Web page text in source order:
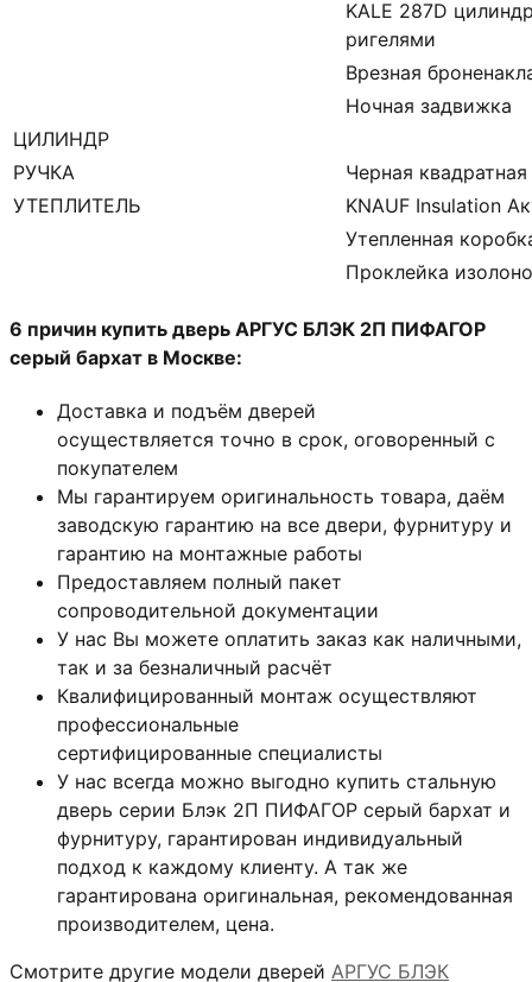
KALE 287D
ригелями
Врезная
Ночная задвижка
ЦИЛИНДР
РУЧКА
Черная
УТЕПЛИТЕЛЬ
KNAUF Insulation
Утепленная
Проклейка
6 причин купить дверь АРГУС БЛЭК 2П ПИФАГОР
серый бархат в Москве:
Доставка и подъём дверей
осуществляется точно в срок, оговоренный с
покупателем
Мы гарантируем оригинальность товара, даём
заводскую гарантию на все двери, фурнитуру и
гарантию на монтажные работы
Предоставляем полный пакет
сопроводительной документации
У нас Вы можете оплатить заказ как наличными,
так и за безналичный расчёт
Квалифицированный монтаж осуществляют
профессиональные
сертифицированные специалисты
У нас всегда можно выгодно купить стальную
дверь серии Блэк 2П ПИФАГОР серый бархат и
фурнитуру, гарантирован индивидуальный
подход к каждому клиенту. А так же
гарантирована оригинальная, рекомендованная
производителем, цена.
Смотрите другие модели дверей АРГУС БЛЭК